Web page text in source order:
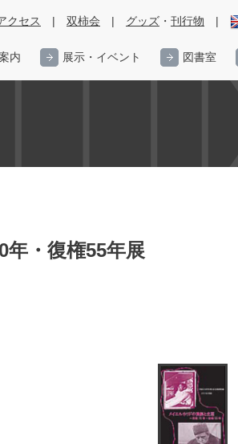
クセス | 双柿会 | グッズ ・ 刊行物 |
内 展示・イベント 図書室
・復権55年展